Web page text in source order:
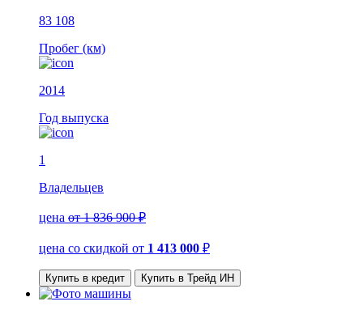
83 108
Пробег (км)
2014
Год выпуска
1
Владельцев
цена от 1 836 900 ₽
цена со скидкой от 1 413 000 ₽
Купить в кредит Купить в Трейд ИН